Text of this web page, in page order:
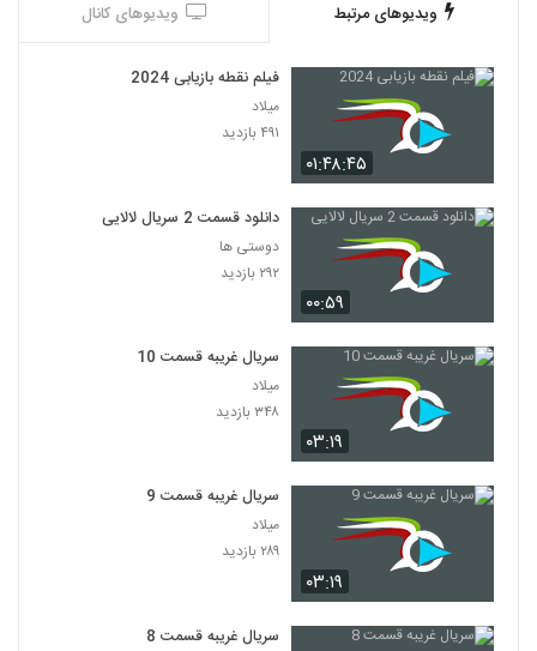
ویدیوهای مرتبط ویدیوهای کانال
۰۱:۴۸:۴۵
فیلم نقطه بازیابی 2024
میلاد
۴۹۱ بازدید
۰۰:۵۹
دانلود قسمت 2 سریال لالایی
دوستی ها
۲۹۲ بازدید
۰۳:۱۹
سریال غریبه قسمت 10
میلاد
۳۴۸ بازدید
۰۳:۱۹
سریال غریبه قسمت 9
میلاد
۲۸۹ بازدید
سریال غریبه قسمت 8